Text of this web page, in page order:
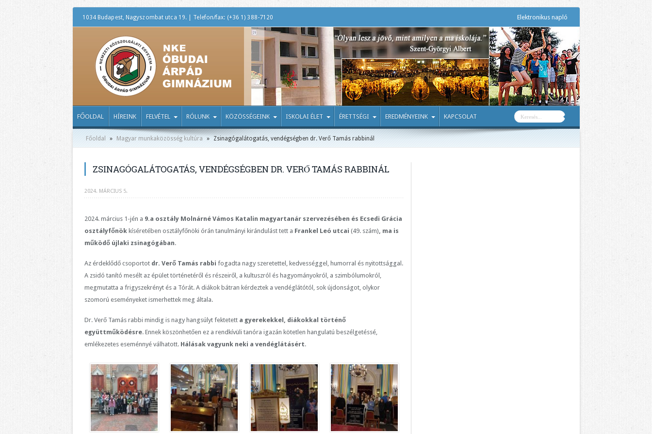
1034 Budapest, Nagyszombat utca 19. | Telefon/fax: (+36 1) 388-7120 Elektronikus napló
FŐOLDAL HÍREINK FELVÉTEL RÓLUNK KÖZÖSSÉGEINK ISKOLAI ÉLET ÉRETTSÉGI EREDMÉNYEINK KAPCSOLAT
Főoldal » Magyar munkaközösség kultúra » Zsinagógalátogatás, vendégségben dr. Verő Tamás rabbinál
ZSINAGÓGALÁTOGATÁS, VENDÉGSÉGBEN DR. VERŐ TAMÁS RABBINÁL
2024. MÁRCIUS 5.
2024. március 1-jén a 9.a osztály Molnárné Vámos Katalin magyartanár szervezésében és Ecsedi Grácia
osztályfőnök kíséretében osztályfőnöki órán tanulmányi kirándulást tett a Frankel Leó utcai (49. szám), ma is
működő újlaki zsinagógában.
Az érdeklődő csoportot dr. Verő Tamás rabbi fogadta nagy szeretettel, kedvességgel, humorral és nyitottsággal.
A zsidó tanító mesélt az épület történetéről és részeiről, a kultuszról és hagyományokról, a szimbólumokról,
megmutatta a frigyszekrényt és a Tórát. A diákok bátran kérdeztek a vendéglátótól, sok újdonságot, olykor
szomorú eseményeket ismerhettek meg általa.
Dr. Verő Tamás rabbi mindig is nagy hangsúlyt fektetett a gyerekekkel, diákokkal történő
együttműködésre. Ennek köszönhetően ez a rendkívüli tanóra igazán kötetlen hangulatú beszélgetéssé,
emlékezetes eseménnyé válhatott. Hálásak vagyunk neki a vendéglátásért.